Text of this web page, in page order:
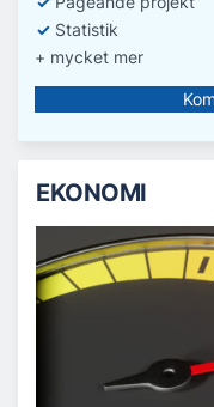
✓ Statistik
+ mycket mer
EKONOMI